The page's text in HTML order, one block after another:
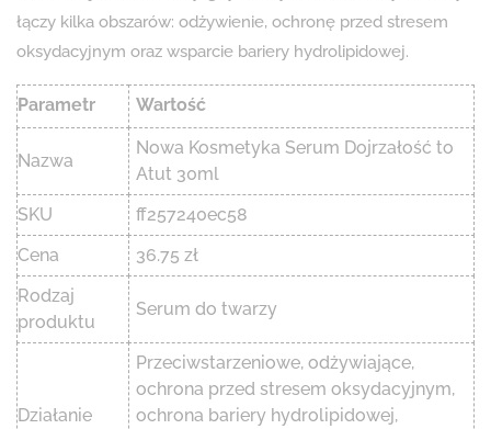
łączy kilka obszarów: odżywienie, ochronę przed stresem
oksydacyjnym oraz wsparcie bariery hydrolipidowej.
Parametr Wartość
Nazwa
Nowa Kosmetyka Serum Dojrzałość to
Atut 30ml
SKU
ff257240ec58
Cena
36.75 zł
Rodzaj
produktu
Serum do twarzy
Działanie
Przeciwstarzeniowe, odżywiające,
ochrona przed stresem oksydacyjnym,
ochrona bariery hydrolipidowej,